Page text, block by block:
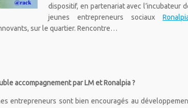
dispositif, en partenariat avec l’incubateur
jeunes entrepreneurs sociaux
sur le quartier. Rencontre…
accompagnement par LM et Ronalpia ?
entrepreneurs sont bien encouragés au